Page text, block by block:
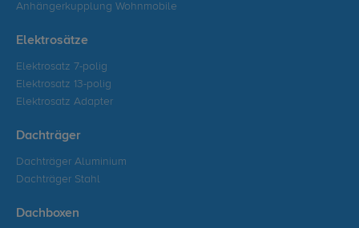
Anhängerkupplung Wohnmobile
Elektrosätze
Elektrosatz 7-polig
Elektrosatz 13-polig
Elektrosatz Adapter
Dachträger
Dachträger Aluminium
Dachträger Stahl
Dachboxen